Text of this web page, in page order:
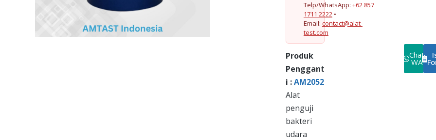
Telp/WhatsApp: +62 857
1711 2222•
Email: contact@alat-
test.com
Produk
Penggant
i :AM2052
Alat
penguji
bakteri
udara
Chat
WA